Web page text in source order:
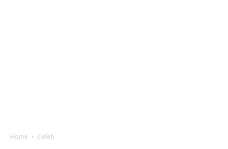
Home Celeb